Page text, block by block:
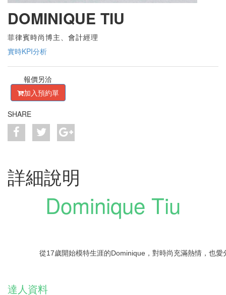
DOMINIQUE TIU
菲律賓時尚博主、會計經理
實時KPI分析
報價另洽
加入預約單
SHARE
詳細說明
Dominique Tiu
從17歲開始模特生涯的Dominique，對時尚充滿熱情，也
達人資料